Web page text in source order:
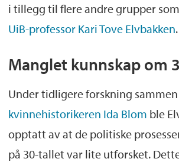
i tillegg til flere andre grupper
UiB-professor Kari Tove Elvbakken.
Manglet kunnskap om
Under tidligere forskning
kvinnehistorikeren Ida Blom ble
opptatt av at de politiske
på 30-tallet var lite utforsket.